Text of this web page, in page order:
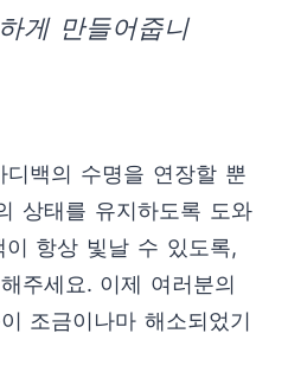
게 만들어줍니
백의 수명을 연장할 뿐
상태를 유지하도록 도와
항상 빛날 수 있도록,
주세요. 이제 여러분의
조금이나마 해소되었기